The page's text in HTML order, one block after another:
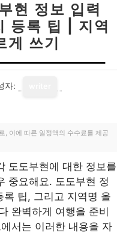
현 정보 입력
등록 팁 | 지역
게 쓰기
자:
, 이에 따른 일정액의 수수료를 제공
도도부현에 대한 정보를
중요해요. 도도부현 정
팁, 그리고 지역명 올
완벽하게 여행을 준비
서는 이러한 내용을 자